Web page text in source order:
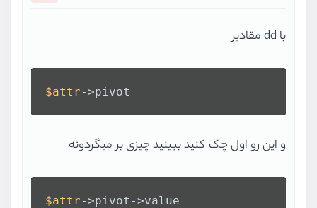
با dd مقادیر
$attr->pivot
و این رو اول چک کنید ببینید چیزی بر میگردونه
$attr->pivot->value